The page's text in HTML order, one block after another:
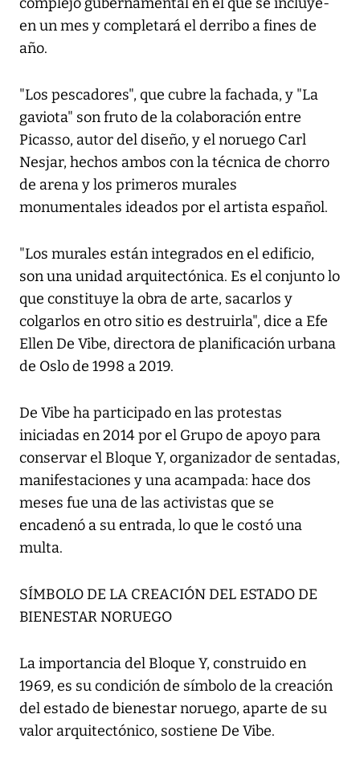
complejo gubernamental en el que se incluye-
en un mes y completará el derribo a fines de
año.
"Los pescadores", que cubre la fachada, y "La
gaviota" son fruto de la colaboración entre
Picasso, autor del diseño, y el noruego Carl
Nesjar, hechos ambos con la técnica de chorro
de arena y los primeros murales
monumentales ideados por el artista español.
"Los murales están integrados en el edificio,
son una unidad arquitectónica. Es el conjunto lo
que constituye la obra de arte, sacarlos y
colgarlos en otro sitio es destruirla", dice a Efe
Ellen De Vibe, directora de planificación urbana
de Oslo de 1998 a 2019.
De Vibe ha participado en las protestas
iniciadas en 2014 por el Grupo de apoyo para
conservar el Bloque Y, organizador de sentadas,
manifestaciones y una acampada: hace dos
meses fue una de las activistas que se
encadenó a su entrada, lo que le costó una
multa.
SÍMBOLO DE LA CREACIÓN DEL ESTADO DE
BIENESTAR NORUEGO
La importancia del Bloque Y, construido en
1969, es su condición de símbolo de la creación
del estado de bienestar noruego, aparte de su
valor arquitectónico, sostiene De Vibe.